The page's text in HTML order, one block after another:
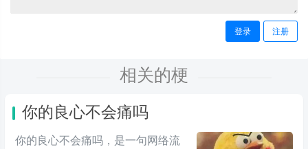
登录 注册
相关的梗
你的良心不会痛吗
你的良心不会痛吗，是一句网络流